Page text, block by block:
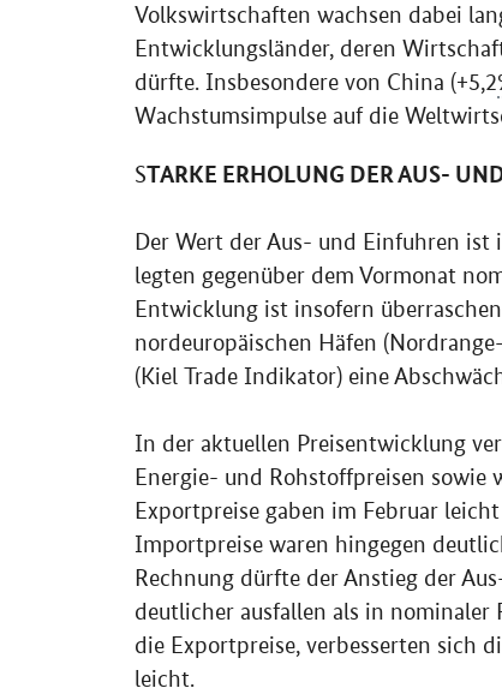
Volkswirtschaften wachsen dabei
Entwicklungsländer, deren
dürfte. Insbesondere von China (+5,2
Wachstumsimpulse auf die
STARKE ERHOLUNG DER AUS-
Der Wert der Aus- und Einfuhren
legten gegenüber dem Vormonat
Entwicklung ist insofern
nordeuropäischen Häfen
(Kiel Trade Indikator) eine
In der aktuellen Preisentwicklung
Energie- und Rohstoffpreisen sowie
Exportpreise gaben im Februar
Importpreise waren hingegen
Rechnung dürfte der Anstieg der
deutlicher ausfallen als in nominaler
die Exportpreise, verbesserten sich
leicht.